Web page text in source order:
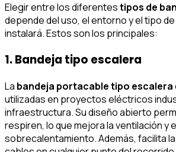
Elegir entre los diferentestipos de
depende del uso, el entorno y el tipo
instalará. Estos son los principales:
1. Bandeja tipo escalera
La bandeja portacable tipo escalera
utilizadas en proyectos eléctricos
infraestructura. Su diseño abierto
respiren, lo que mejora la ventilación y
sobrecalentamiento. Además, facilita